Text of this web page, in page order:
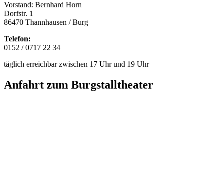
Vorstand: Bernhard Horn
Dorfstr. 1
86470 Thannhausen / Burg
Telefon:
0152 / 0717 22 34
täglich erreichbar zwischen 17 Uhr und 19 Uhr
Anfahrt zum Burgstalltheater